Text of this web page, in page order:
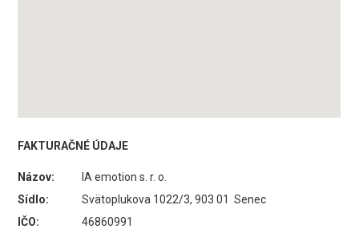
FAKTURAČNÉ ÚDAJE
Názov:
IA emotion s. r. o.
Sídlo:
Svätoplukova 1022/3, 903 01 Senec
IČO:
46860991